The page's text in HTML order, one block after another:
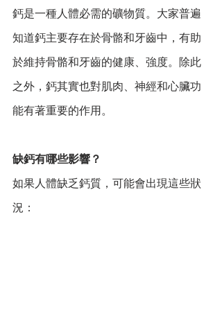
鈣是一種人體必需的礦物質。大家普遍
知道鈣主要存在於骨骼和牙齒中，有助
於維持骨骼和牙齒的健康、強度。除此
之外，鈣其實也對肌肉、神經和心臟功
能有著重要的作用。
缺鈣有哪些影響？
如果人體缺乏鈣質，可能會出現這些狀
況：